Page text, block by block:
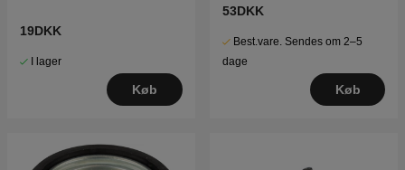
19DKK
I lager
Køb
53DKK
Best.vare. Sendes om 2–5
dage
Køb